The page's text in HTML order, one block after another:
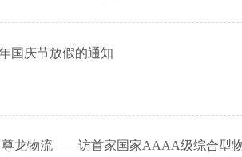
国庆节放假的通知
尊龙物流——访首家国家AAAA级综合型